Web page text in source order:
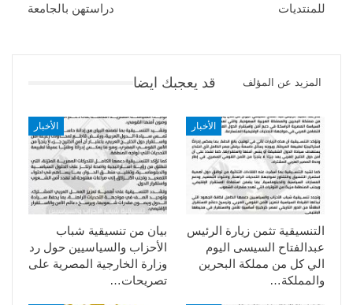
دراستهن بالجامعة
للمنتديات
قد يعجبك ايضا المزيد عن المؤلف
الأخبار
بيان من تنسيقية شباب
الأحزاب والسياسيين حول رد
وزارة الخارجية المصرية على
تصريحات…
الأخبار
التنسيقية تثمن زيارة الرئيس
عبدالفتاح السيسى اليوم
الي كل من مملكة البحرين
والمملكة…